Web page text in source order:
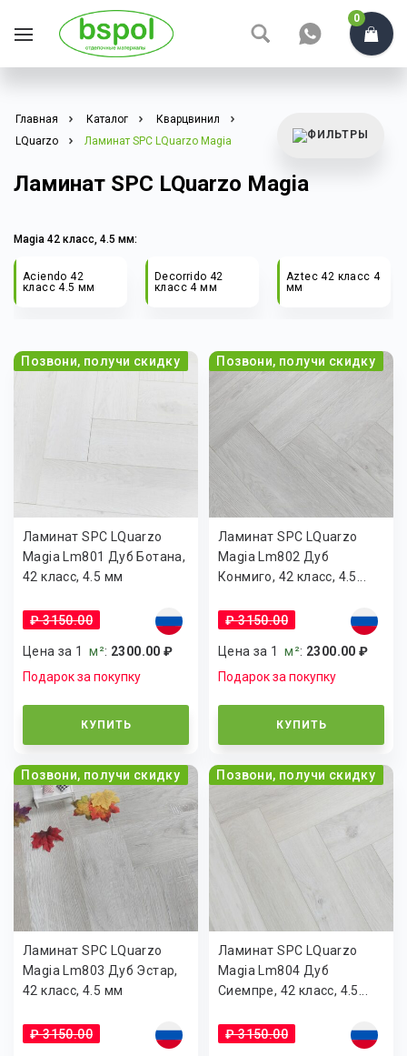
0
Главная Каталог
Кварцвинил
LQuarzo
Ламинат SPC LQuarzo Magia
Ламинат SPC LQuarzo Magia
Magia 42 класс, 4.5 мм:
Aciendo 42
класс 4.5 мм
Decorrido 42
класс 4 мм
Aztec 42 класс 4
мм
Позвони, получи скидку
Ламинат SPC LQuarzo
Magia Lm801 Дуб Ботана,
42 класс, 4.5 мм
₽ 3150.00
Цена за 1м²: 2300.00 ₽
Подарок за покупку
КУПИТЬ
Позвони, получи скидку
Ламинат SPC LQuarzo
Magia Lm802 Дуб
Конмиго, 42 класс, 4.5...
₽ 3150.00
Цена за 1м²: 2300.00 ₽
Подарок за покупку
КУПИТЬ
Позвони, получи скидку
Ламинат SPC LQuarzo
Magia Lm803 Дуб Эстар,
42 класс, 4.5 мм
₽ 3150.00
Позвони, получи скидку
Ламинат SPC LQuarzo
Magia Lm804 Дуб
Сиемпре, 42 класс, 4.5...
₽ 3150.00